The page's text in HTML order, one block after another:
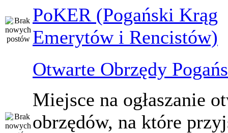
PoKER (Pogański Krąg
Emerytów i Rencistów)
Otwarte Obrzędy
Miejsce na ogłaszanie
obrzędów, na które